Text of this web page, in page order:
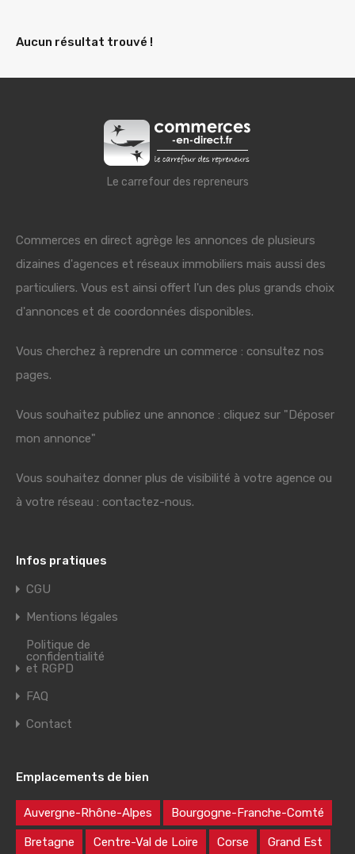
Aucun résultat trouvé !
Le carrefour des repreneurs
Commerces en direct agrège les annonces de plusieurs
dizaines d'agences et réseaux immobiliers mais aussi des
particuliers. Vous est ainsi offert l'un des plus grands choix
d'annonces et de coordonnées disponibles.
Vous cherchez à reprendre un commerce : consultez nos
pages.
Vous souhaitez publiez une annonce : cliquez sur "Déposer
mon annonce"
Vous souhaitez donner plus de visibilité à votre agence ou
à votre réseau : contactez-nous.
Infos pratiques
CGU
Mentions légales
Politique de
confidentialité
et RGPD
FAQ
Contact
Emplacements de bien
Auvergne-Rhône-Alpes Bourgogne-Franche-Comté
Bretagne Centre-Val de Loire Corse Grand Est